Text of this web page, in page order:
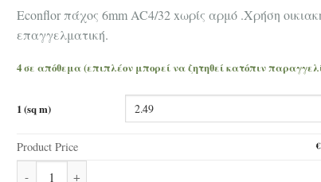
Econflor πάχος 6mm AC4/32 xωρίς αρμό .Χρήση
επαγγελματική.
4 σε απόθεμα (επιπλέον μπορεί να ζητηθεί κατόπιν
1 (sq m)
Product Price €
Δάπεδο Laminate 37245 Cooke & Lewis Oak 6mm ποσότητα